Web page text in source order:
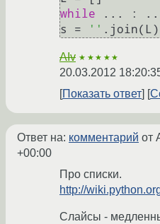
while ... : ...
s =
''
AIv ★★★★★
20.03.2012
Показать ответ
Ответ на: комментарий от
+00:00
Про списки.
http://
Слайсы -